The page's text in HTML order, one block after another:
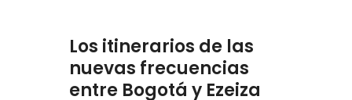
Los itinerarios de las
nuevas frecuencias
entre Bogotá y Ezeiza